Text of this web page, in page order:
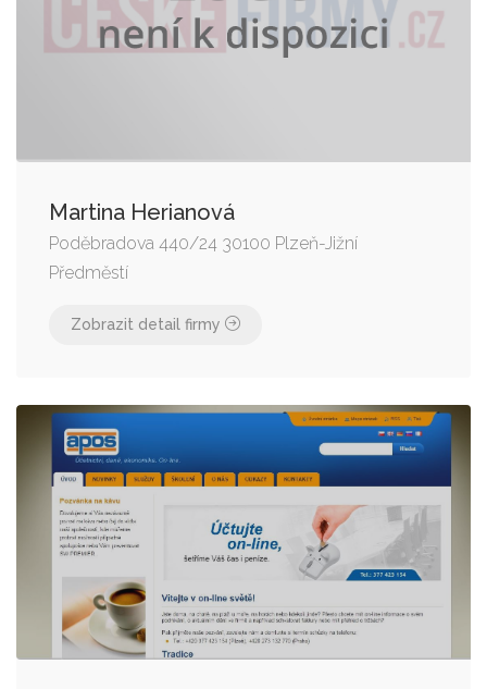
Martina Herianová
Poděbradova 440/24 30100 Plzeň-Jižní
Předměstí
Zobrazit detail firmy